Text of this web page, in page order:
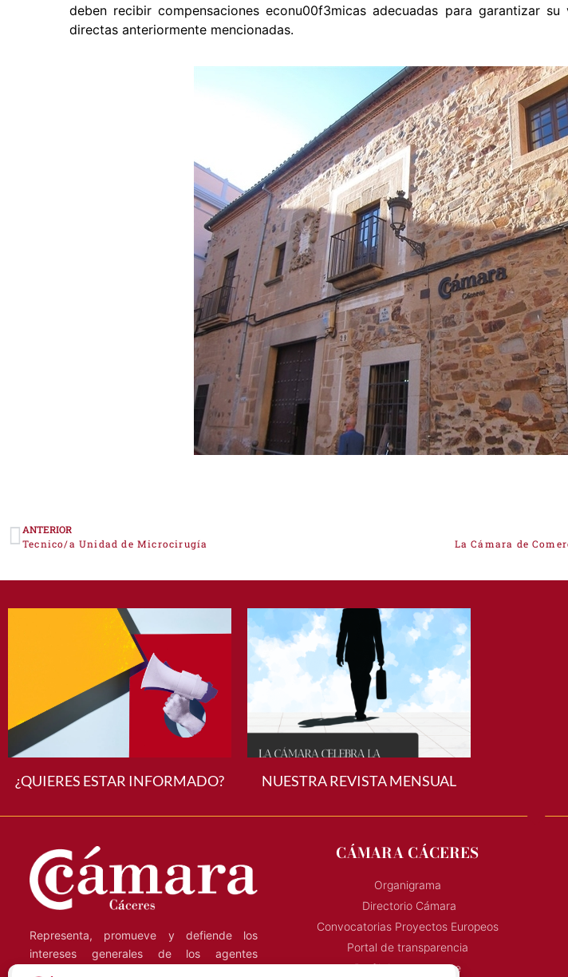
deben recibir compensaciones econu00f3micas adecuadas para garantizar
directas anteriormente mencionadas.
ANTERIOR
Tecnico/a Unidad de Microcirugía
¿QUIERES ESTAR INFORMADO? NUESTRA REVISTA MENSUAL
Representa, promueve y defiende los
intereses generales de los agentes
CÁMARA CÁCERES
Organigrama
Directorio Cámara
Convocatorias Proyectos Europeos
Portal de transparencia
Perfil de contratante